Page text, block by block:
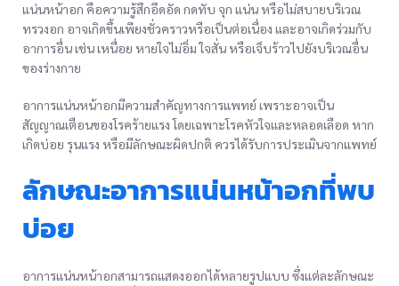
แน่นหน้าอก คือความรู้สึกอึดอัด กดทับ จุก แน่น หรือไม่สบายบริเวณ
ทรวงอก อาจเกิดขึ้นเพียงชั่วคราวหรือเป็นต่อเนื่อง และอาจเกิดร่วมกับ
อาการอื่น เช่น เหนื่อย หายใจไม่อิ่ม ใจสั่น หรือเจ็บร้าวไปยังบริเวณอื่น
ของร่างกาย
อาการแน่นหน้าอกมีความสำคัญทางการแพทย์ เพราะอาจเป็น
สัญญาณเตือนของโรคร้ายแรง โดยเฉพาะโรคหัวใจและหลอดเลือด หาก
เกิดบ่อย รุนแรง หรือมีลักษณะผิดปกติ ควรได้รับการประเมินจากแพทย์
ลักษณะอาการแน่นหน้าอกที่พบ
บ่อย
อาการแน่นหน้าอกสามารถแสดงออกได้หลายรูปแบบ ซึ่งแต่ละลักษณะ